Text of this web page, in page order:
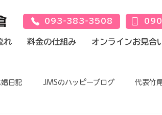
093-383-3508
れ 料金の仕組み オンラインお見合
日記 JMSのハッピーブログ 代表竹